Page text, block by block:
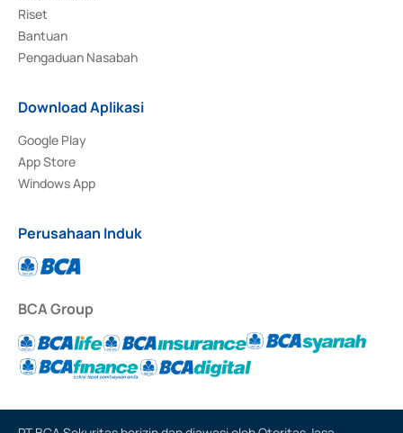
Riset
Bantuan
Pengaduan Nasabah
Download Aplikasi
Google Play
App Store
Windows App
Perusahaan Induk
BCA Group